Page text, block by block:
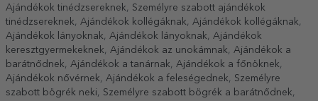
Ajándékok tinédzsereknek, Személyre szabott ajándékok
tinédzsereknek, Ajándékok kollégáknak, Ajándékok kollégáknak,
Ajándékok lányoknak, Ajándékok lányoknak, Ajándékok
keresztgyermekeknek, Ajándékok az unokámnak, Ajándékok a
barátnődnek, Ajándékok a tanárnak, Ajándékok a főnöknek,
Ajándékok nővérnek, Ajándékok a feleségednek, Személyre
szabott bögrék neki, Személyre szabott bögrék a barátnődnek,